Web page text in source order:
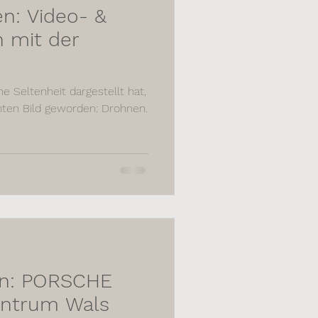
Video- &
mit der
Seltenheit dargestellt hat,
Bild geworden: Drohnen.
Wals